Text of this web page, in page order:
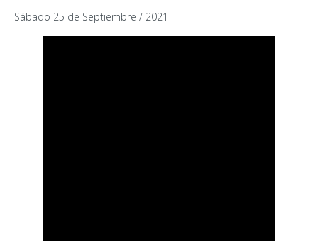
Sábado 25 de Septiembre / 2021